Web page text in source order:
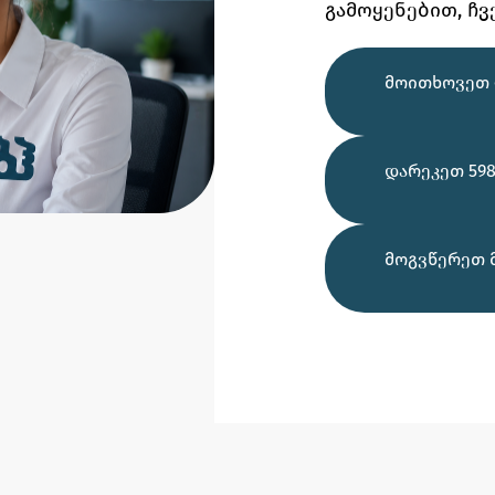
გამოყენებით,
ᲛᲝᲘᲗᲮᲝᲕᲔᲗ
ᲓᲐᲠᲔᲙᲔᲗ
ᲛᲝᲒᲕᲬᲔᲠᲔᲗ